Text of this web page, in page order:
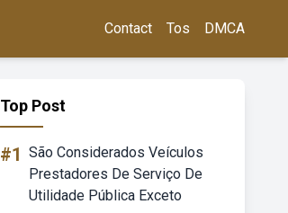
Contact Tos DMCA
Top Post
#1 São Considerados Veículos
Prestadores De Serviço De
Utilidade Pública Exceto